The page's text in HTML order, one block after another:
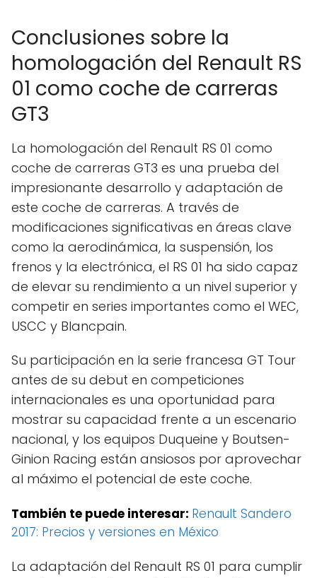
Conclusiones sobre la
homologación del Renault RS
01 como coche de carreras
GT3
La homologación del Renault RS 01 como
coche de carreras GT3 es una prueba del
impresionante desarrollo y adaptación de
este coche de carreras. A través de
modificaciones significativas en áreas clave
como la aerodinámica, la suspensión, los
frenos y la electrónica, el RS 01 ha sido capaz
de elevar su rendimiento a un nivel superior y
competir en series importantes como el WEC,
USCC y Blancpain.
Su participación en la serie francesa GT Tour
antes de su debut en competiciones
internacionales es una oportunidad para
mostrar su capacidad frente a un escenario
nacional, y los equipos Duqueine y Boutsen-
Ginion Racing están ansiosos por aprovechar
al máximo el potencial de este coche.
También te puede interesar: Renault Sandero
2017: Precios y versiones en México
La adaptación del Renault RS 01 para cumplir